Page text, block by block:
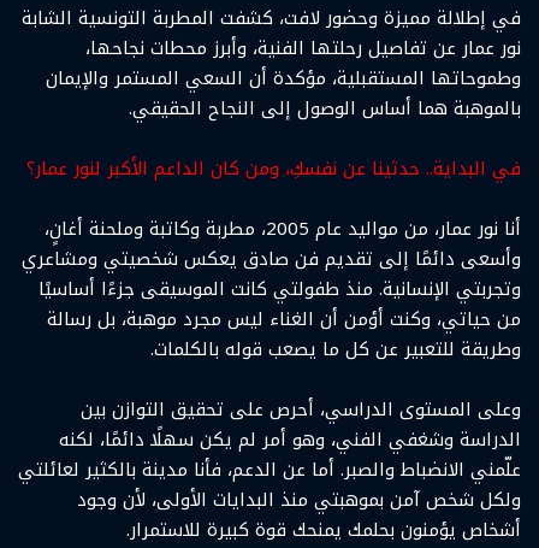
في إطلالة مميزة وحضور لافت، كشفت المطربة التونسية الشابة
نور عمار عن تفاصيل رحلتها الفنية، وأبرز محطات نجاحها،
وطموحاتها المستقبلية، مؤكدة أن السعي المستمر والإيمان
بالموهبة هما أساس الوصول إلى النجاح الحقيقي.
في البداية.. حدثينا عن نفسكِ، ومن كان الداعم الأكبر لنور عمار؟
أنا نور عمار، من مواليد عام 2005، مطربة وكاتبة وملحنة أغانٍ،
وأسعى دائمًا إلى تقديم فن صادق يعكس شخصيتي ومشاعري
وتجربتي الإنسانية. منذ طفولتي كانت الموسيقى جزءًا أساسيًا
من حياتي، وكنت أؤمن أن الغناء ليس مجرد موهبة، بل رسالة
وطريقة للتعبير عن كل ما يصعب قوله بالكلمات.
وعلى المستوى الدراسي، أحرص على تحقيق التوازن بين
الدراسة وشغفي الفني، وهو أمر لم يكن سهلًا دائمًا، لكنه
علّمني الانضباط والصبر. أما عن الدعم، فأنا مدينة بالكثير لعائلتي
ولكل شخص آمن بموهبتي منذ البدايات الأولى، لأن وجود
أشخاص يؤمنون بحلمك يمنحك قوة كبيرة للاستمرار.